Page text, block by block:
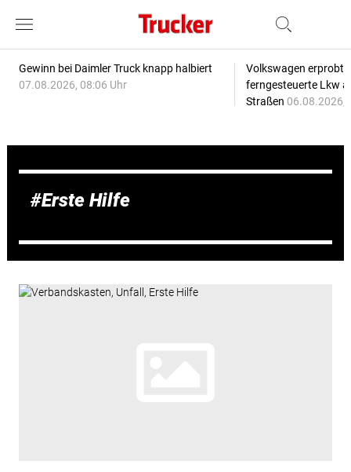
Gewinn bei Daimler Truck knapp halbiert
07.08.2026, 08:06 Uhr
Volkswagen erprobt
ferngesteuerte Lkw
Straßen 06.08.2026,
Erste Hilfe